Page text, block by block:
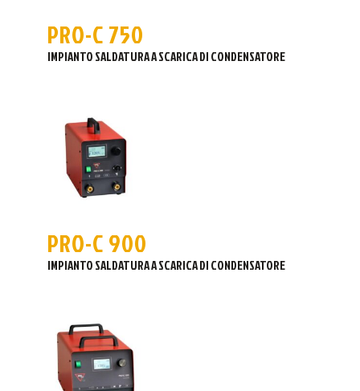
PRO-C 750
IMPIANTO SALDATURA A SCARICA DI CONDENSATORE
PRO-C 900
IMPIANTO SALDATURA A SCARICA DI CONDENSATORE